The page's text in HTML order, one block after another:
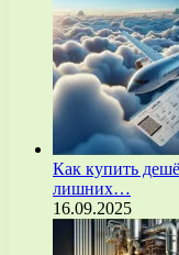
Как купить
лишних…
16.09.2025